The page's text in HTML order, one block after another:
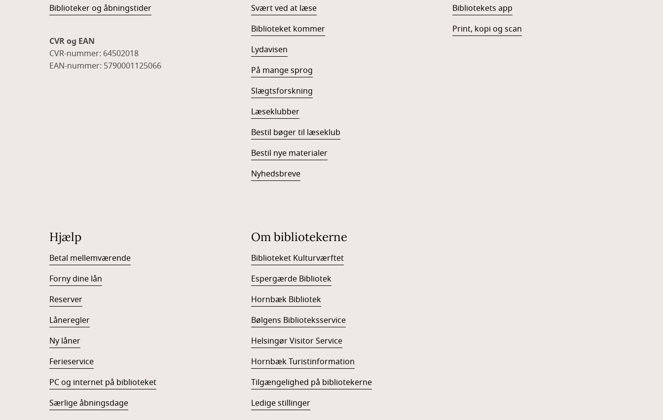
Biblioteker og åbningstider
CVR og EAN
CVR-nummer: 64502018
EAN-nummer: 5790001125066
Svært ved at læse
Biblioteket kommer
Lydavisen
På mange sprog
Slægtsforskning
Læseklubber
Bestil bøger til læseklub
Bestil nye materialer
Nyhedsbreve
Bibliotekets app
Print, kopi og scan
Hjælp
Betal mellemværende
Forny dine lån
Reserver
Låneregler
Ny låner
Ferieservice
PC og internet på biblioteket
Særlige åbningsdage
Om bibliotekerne
Biblioteket Kulturværftet
Espergærde Bibliotek
Hornbæk Bibliotek
Bølgens Biblioteksservice
Helsingør Visitor Service
Hornbæk Turistinformation
Tilgængelighed på bibliotekerne
Ledige stillinger